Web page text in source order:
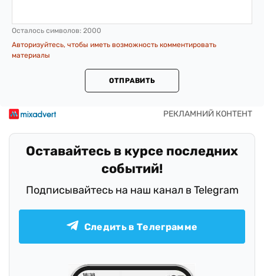
Осталось символов: 2000
Авторизуйтесь, чтобы иметь возможность комментировать
материалы
ОТПРАВИТЬ
Оставайтесь в курсе последних
событий!
Подписывайтесь на наш канал в Telegram
Следить в Телеграмме